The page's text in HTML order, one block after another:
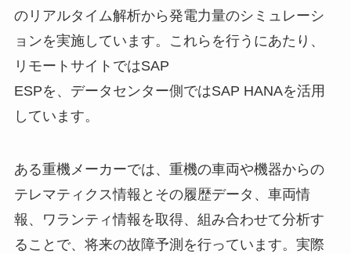
のリアルタイム解析から発電力量のシミュレーシ
ョンを実施しています。これらを行うにあたり、
リモートサイトではSAP
ESPを、データセンター側ではSAP HANAを活用
しています。
ある重機メーカーでは、重機の車両や機器からの
テレマティクス情報とその履歴データ、車両情
報、ワランティ情報を取得、組み合わせて分析す
ることで、将来の故障予測を行っています。実際